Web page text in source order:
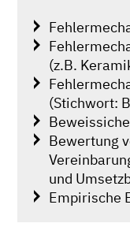
(z.B.
(Stichwort:
Bewertung
und
Empirische